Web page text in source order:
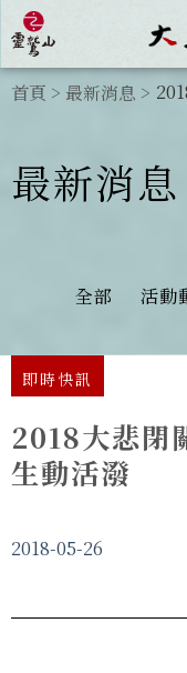
首頁 > 最新消息 >
最新消息
全部 活動
即時快訊
2018大悲閉
生動活潑
2018-05-26